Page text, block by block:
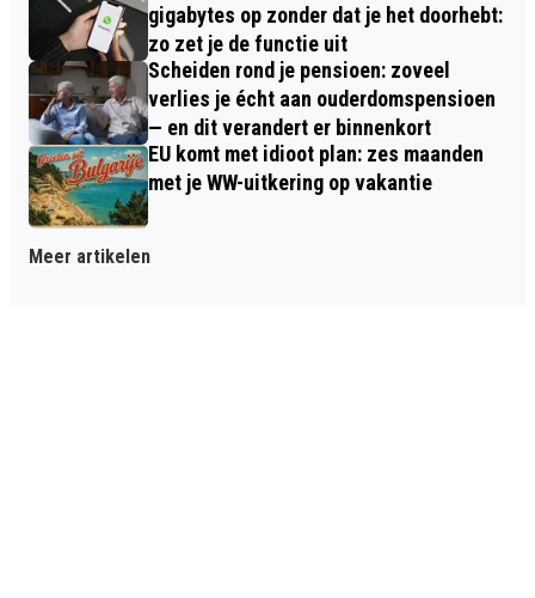
gigabytes op zonder dat je het doorhebt:
zo zet je de functie uit
Scheiden rond je pensioen: zoveel
verlies je écht aan ouderdomspensioen
— en dit verandert er binnenkort
EU komt met idioot plan: zes maanden
met je WW-uitkering op vakantie
Meer artikelen